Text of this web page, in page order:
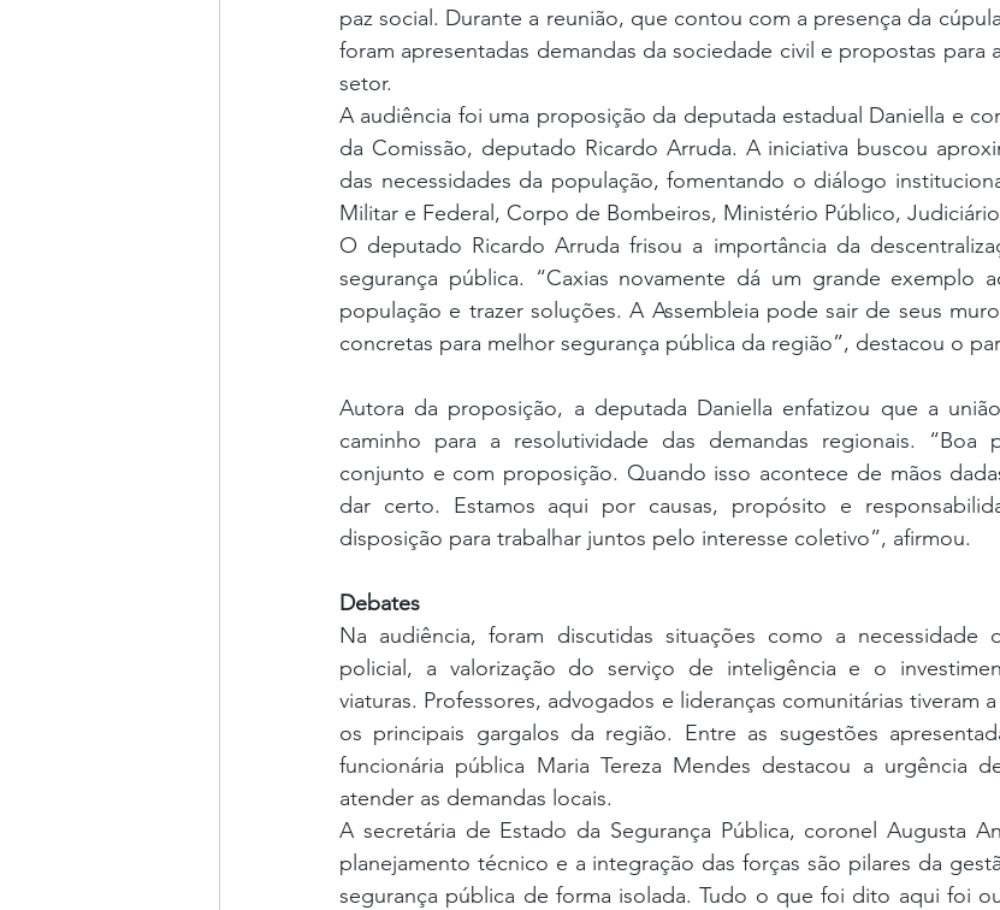
paz social. Durante a reunião, que contou com a presença da
foram apresentadas demandas da sociedade civil e propostas para
setor.
A audiência foi uma proposição da deputada estadual Daniella e
da Comissão, deputado Ricardo Arruda. A iniciativa buscou
das necessidades da população, fomentando o diálogo
Militar e Federal, Corpo de Bombeiros, Ministério Público,
O deputado Ricardo Arruda frisou a importância da
segurança pública. “Caxias novamente dá um grande exemplo
população e trazer soluções. A Assembleia pode sair de seus
concretas para melhor segurança pública da região”, destacou o
Autora da proposição, a deputada Daniella enfatizou que a
caminho para a resolutividade das demandas regionais. “Boa
conjunto e com proposição. Quando isso acontece de mãos
dar certo. Estamos aqui por causas, propósito e
disposição para trabalhar juntos pelo interesse coletivo”, afirmou.
Debates
Na audiência, foram discutidas situações como a necessidade
policial, a valorização do serviço de inteligência e o
viaturas. Professores, advogados e lideranças comunitárias tiveram
os principais gargalos da região. Entre as sugestões
funcionária pública Maria Tereza Mendes destacou a urgência
atender as demandas locais.
A secretária de Estado da Segurança Pública, coronel Augusta
planejamento técnico e a integração das forças são pilares da
segurança pública de forma isolada. Tudo o que foi dito aqui foi